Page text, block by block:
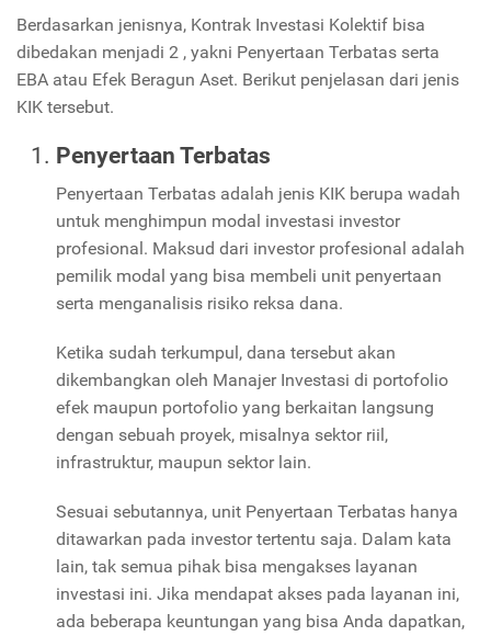
Berdasarkan jenisnya, Kontrak Investasi Kolektif bisa
dibedakan menjadi 2 , yakni Penyertaan Terbatas serta
EBA atau Efek Beragun Aset. Berikut penjelasan dari jenis
KIK tersebut.
Penyertaan Terbatas
Penyertaan Terbatas adalah jenis KIK berupa wadah
untuk menghimpun modal investasi investor
profesional. Maksud dari investor profesional adalah
pemilik modal yang bisa membeli unit penyertaan
serta menganalisis risiko reksa dana.
Ketika sudah terkumpul, dana tersebut akan
dikembangkan oleh Manajer Investasi di portofolio
efek maupun portofolio yang berkaitan langsung
dengan sebuah proyek, misalnya sektor riil,
infrastruktur, maupun sektor lain.
Sesuai sebutannya, unit Penyertaan Terbatas hanya
ditawarkan pada investor tertentu saja. Dalam kata
lain, tak semua pihak bisa mengakses layanan
investasi ini. Jika mendapat akses pada layanan ini,
ada beberapa keuntungan yang bisa Anda dapatkan,